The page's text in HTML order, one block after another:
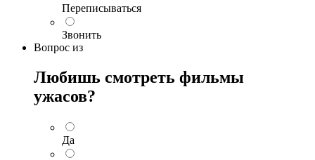
Переписываться
Звонить
Вопрос из
Любишь смотреть фильмы
ужасов?
Да